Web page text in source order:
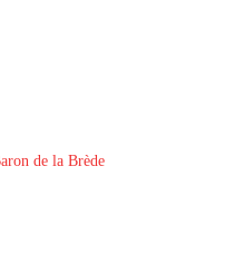
de la Brède